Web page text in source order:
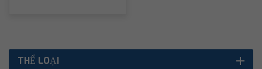
THỂ LOẠI